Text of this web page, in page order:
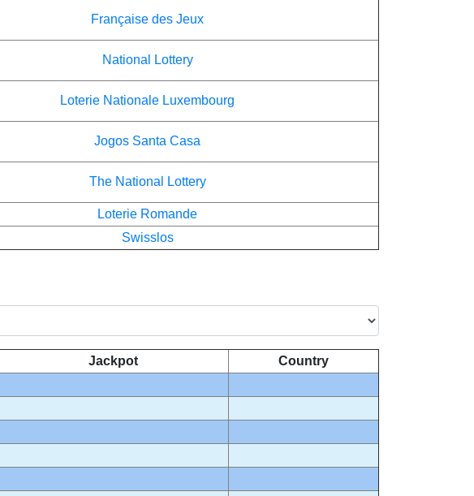
Française des Jeux
National Lottery
Loterie Nationale Luxembourg
Jogos Santa Casa
The National Lottery
Loterie Romande
Swisslos
Jackpot
Country